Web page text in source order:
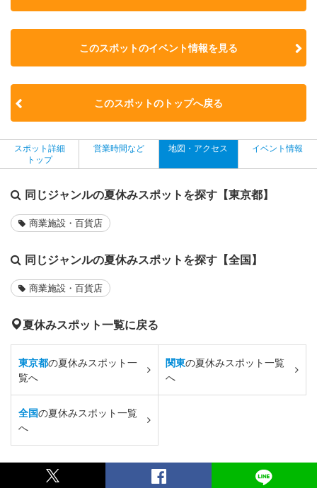
このスポットのイベント情報を見る
このスポットのトップへ戻る
スポット詳細
トップ
営業時間など 地図・アクセス イベント情報
同じジャンルの夏休みスポットを探す【東京都】
商業施設・百貨店
同じジャンルの夏休みスポットを探す【全国】
商業施設・百貨店
夏休みスポット一覧に戻る
東京都の夏休みスポット一
覧へ
関東の夏休みスポット一覧
へ
全国の夏休みスポット一覧
へ